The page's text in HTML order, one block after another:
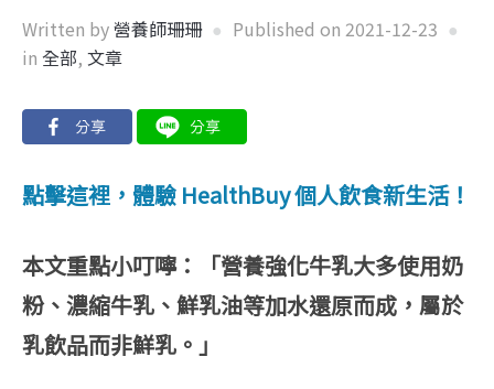
Written by營養師珊珊 Published on 2021-12-23
in 全部, 文章
點擊這裡，體驗 HealthBuy 個人飲食新生活！
本文重點小叮嚀：「營養強化牛乳大多使用奶
粉、濃縮牛乳、鮮乳油等加水還原而成，屬於
乳飲品而非鮮乳。」